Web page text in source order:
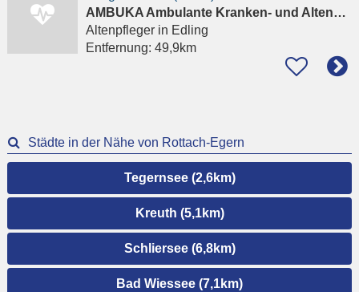
AMBUKA Ambulante Kranken- und Altenpflege
Altenpflegerin Edling
Entfernung: 49,9km
Städte in der Nähe von Rottach-Egern
Tegernsee (2,6km)
Kreuth (5,1km)
Schliersee (6,8km)
Bad Wiessee (7,1km)